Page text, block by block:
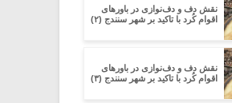
نقش دف و دف‌نوازی در باورهای
اقوام کُرد با تاکید بر شهر سنندج (۲)
نقش دف و دف‌نوازی در باورهای
اقوام کُرد با تاکید بر شهر سنندج (۳)